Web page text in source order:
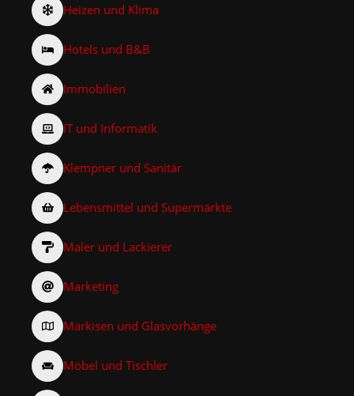
Heizen und Klima
Hotels und B&B
Immobilien
IT und Informatik
Klempner und Sanitär
Lebensmittel und Supermärkte
Maler und Lackierer
Marketing
Markisen und Glasvorhänge
Möbel und Tischler